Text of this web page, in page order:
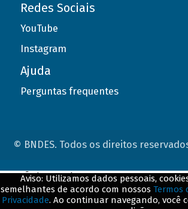
Redes Sociais
YouTube
Instagram
Ajuda
Perguntas frequentes
© BNDES. Todos os direitos
Aviso: Utilizamos dados pessoais,
semelhantes de acordo com nossos Termos
Privacidade. Ao continuar navegando, você
ConteÃºdo complementar
${title}${badge}